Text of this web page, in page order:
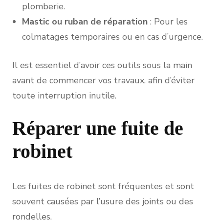
plomberie.
Mastic ou ruban de réparation : Pour les
colmatages temporaires ou en cas d’urgence.
Il est essentiel d’avoir ces outils sous la main
avant de commencer vos travaux, afin d’éviter
toute interruption inutile.
Réparer une fuite de
robinet
Les fuites de robinet sont fréquentes et sont
souvent causées par l’usure des joints ou des
rondelles.